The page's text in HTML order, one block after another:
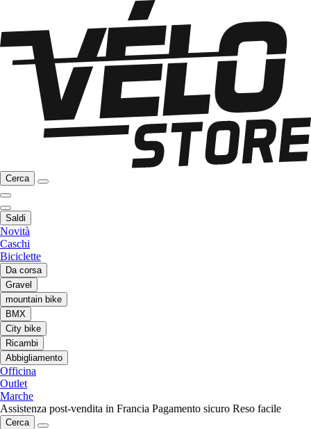
Cerca
Saldi
Novità
Caschi
Biciclette
Da corsa
Gravel
mountain bike
BMX
City bike
Ricambi
Abbigliamento
Officina
Outlet
Marche
Assistenza post-vendita in Francia Pagamento sicuro Reso facile
Cerca